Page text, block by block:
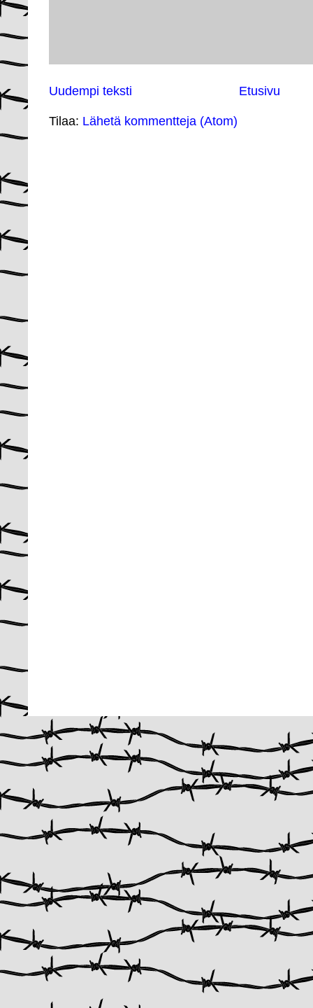
Uudempi teksti Etusivu
Tilaa: Lähetä kommentteja (Atom)